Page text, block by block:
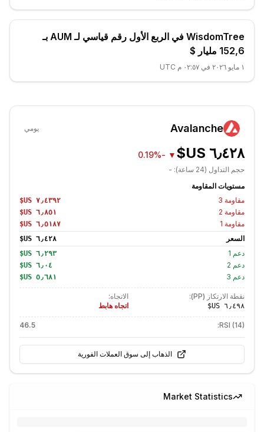
WisdomTree في الربع الأول رقم قياسي لـ AUM بـ
152,6 مليار $
١ مايو ٢٠٢٦ في ٠٢:٥٧ م UTC
Avalanche يومي
▼
-0.19%
حجم التداول (24 ساعة):
-
مستويات المقاومة
مقاومة 3
مقاومة 2
مقاومة 1
السعر
دعم 1
دعم 2
دعم 3
نقطة الارتكاز (PP):
الاتجاه:
اتجاه هابط
RSI (14):
46.5
الذهاب إلى سوق العملات الفورية
Market Statistics